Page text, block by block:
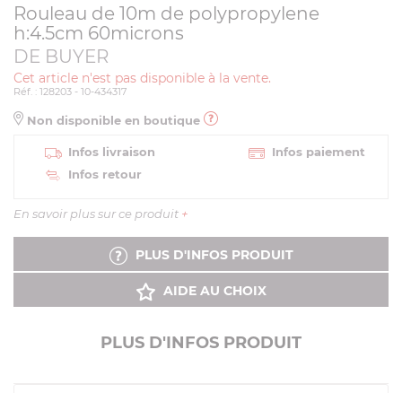
Rouleau de 10m de polypropylene
h:4.5cm 60microns
DE BUYER
Cet article n'est pas disponible à la vente.
Réf. : 128203 - 10-434317
Non disponible en boutique
Infos livraison
Infos paiement
Infos retour
En savoir plus sur ce produit +
PLUS D'INFOS PRODUIT
AIDE AU CHOIX
PLUS D'INFOS PRODUIT